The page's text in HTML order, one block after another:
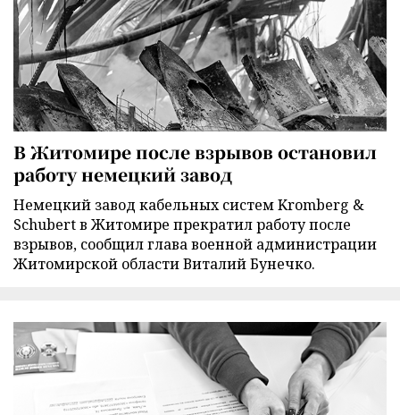
В Житомире после взрывов остановил
работу немецкий завод
Немецкий завод кабельных систем Kromberg &
Schubert в Житомире прекратил работу после
взрывов, сообщил глава военной администрации
Житомирской области Виталий Бунечко.